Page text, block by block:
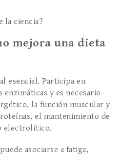
la ciencia?
mejora una dieta
esencial. Participa en
enzimáticas y es necesario
la función muscular y
el mantenimiento de
electrolítico.
asociarse a fatiga,